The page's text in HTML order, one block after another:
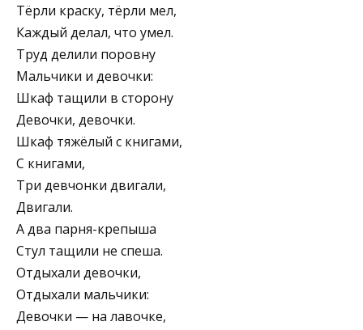
Тёрли краску, тёрли мел,
Каждый делал, что умел.
Труд делили поровну
Мальчики и девочки:
Шкаф тащили в сторону
Девочки, девочки.
Шкаф тяжёлый с книгами,
С книгами,
Три девчонки двигали,
Двигали.
А два парня-крепыша
Стул тащили не спеша.
Отдыхали девочки,
Отдыхали мальчики:
Девочки — на лавочке,